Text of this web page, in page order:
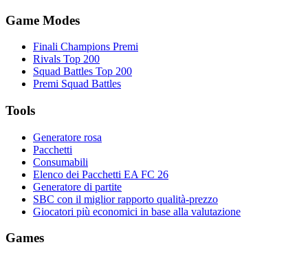
Game Modes
Finali Champions Premi
Rivals Top 200
Squad Battles Top 200
Premi Squad Battles
Tools
Generatore rosa
Pacchetti
Consumabili
Elenco dei Pacchetti EA FC 26
Generatore di partite
SBC con il miglior rapporto qualità-prezzo
Giocatori più economici in base alla valutazione
Games